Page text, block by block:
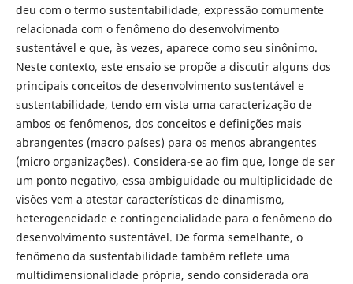
deu com o termo sustentabilidade, expressão comumente
relacionada com o fenômeno do desenvolvimento
sustentável e que, às vezes, aparece como seu sinônimo.
Neste contexto, este ensaio se propõe a discutir alguns dos
principais conceitos de desenvolvimento sustentável e
sustentabilidade, tendo em vista uma caracterização de
ambos os fenômenos, dos conceitos e definições mais
abrangentes (macro países) para os menos abrangentes
(micro organizações). Considera-se ao fim que, longe de ser
um ponto negativo, essa ambiguidade ou multiplicidade de
visões vem a atestar características de dinamismo,
heterogeneidade e contingencialidade para o fenômeno do
desenvolvimento sustentável. De forma semelhante, o
fenômeno da sustentabilidade também reflete uma
multidimensionalidade própria, sendo considerada ora